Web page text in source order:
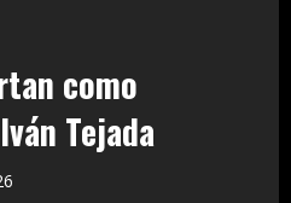
como
Tejada